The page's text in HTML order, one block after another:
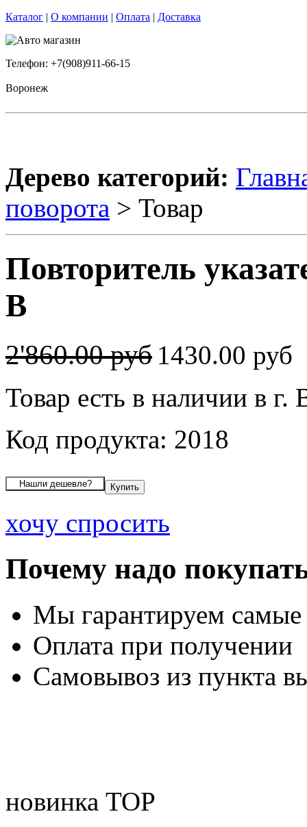
Каталог | О компании | Оплата | Доставка
Телефон: +7(908)911-66-15
Воронеж
Дерево категорий:
поворота > Товар
Повторитель
B
2'860.00 руб 1430.00 руб
Товар есть в наличии в г.
Код продукта: 2018
хочу спросить
Почему надо
Мы гарантируем
Оплата при получении
Самовывоз из пункта
новинка TOP